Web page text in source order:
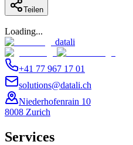
Teilen
Loading...
datali
+41 77 967 17 01
solutions@datali.ch
Niederhofenrain 10
8008 Zurich
Services